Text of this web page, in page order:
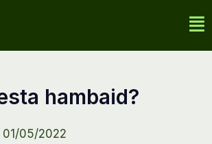
hambaid?
01/05/2022